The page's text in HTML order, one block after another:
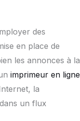
des
en place de
les annonces à la
imprimeur en ligne
la
un flux